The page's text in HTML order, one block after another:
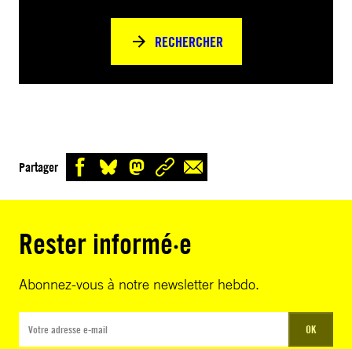
RECHERCHER
Partager
Rester informé·e
Abonnez-vous à notre newsletter hebdo.
OK